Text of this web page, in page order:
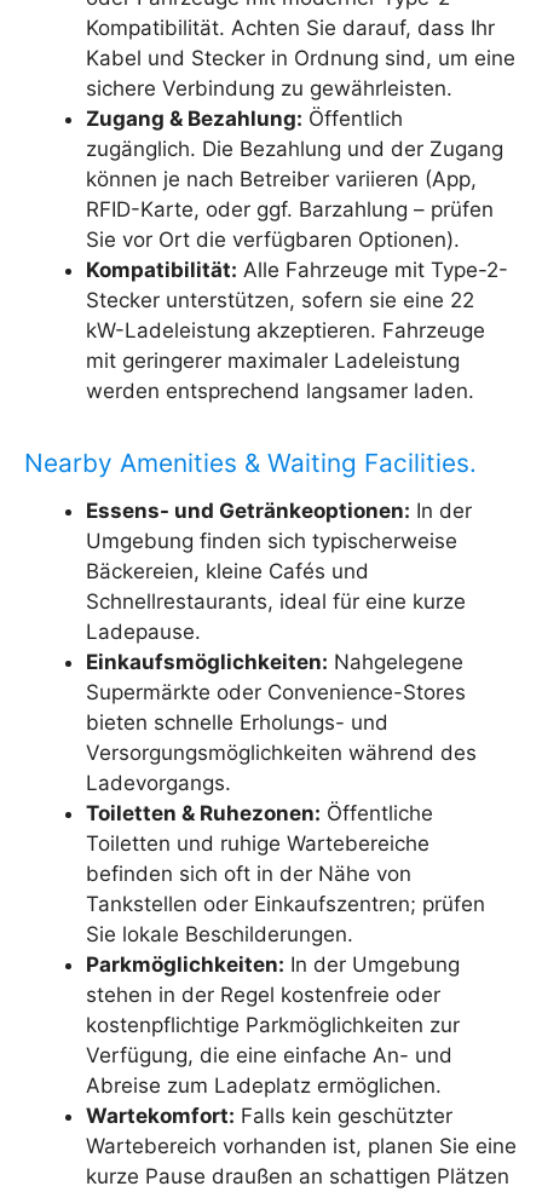
Kompatibilität. Achten Sie darauf, dass Ihr
Kabel und Stecker in Ordnung sind, um eine
sichere Verbindung zu gewährleisten.
Zugang & Bezahlung: Öffentlich
zugänglich. Die Bezahlung und der Zugang
können je nach Betreiber variieren (App,
RFID-Karte, oder ggf. Barzahlung – prüfen
Sie vor Ort die verfügbaren Optionen).
Kompatibilität: Alle Fahrzeuge mit Type-2-
Stecker unterstützen, sofern sie eine 22
kW-Ladeleistung akzeptieren. Fahrzeuge
mit geringerer maximaler Ladeleistung
werden entsprechend langsamer laden.
Nearby Amenities & Waiting Facilities.
Essens- und Getränkeoptionen: In der
Umgebung finden sich typischerweise
Bäckereien, kleine Cafés und
Schnellrestaurants, ideal für eine kurze
Ladepause.
Einkaufsmöglichkeiten: Nahgelegene
Supermärkte oder Convenience-Stores
bieten schnelle Erholungs- und
Versorgungsmöglichkeiten während des
Ladevorgangs.
Toiletten & Ruhezonen: Öffentliche
Toiletten und ruhige Wartebereiche
befinden sich oft in der Nähe von
Tankstellen oder Einkaufszentren; prüfen
Sie lokale Beschilderungen.
Parkmöglichkeiten: In der Umgebung
stehen in der Regel kostenfreie oder
kostenpflichtige Parkmöglichkeiten zur
Verfügung, die eine einfache An- und
Abreise zum Ladeplatz ermöglichen.
Wartekomfort: Falls kein geschützter
Wartebereich vorhanden ist, planen Sie eine
kurze Pause draußen an schattigen Plätzen